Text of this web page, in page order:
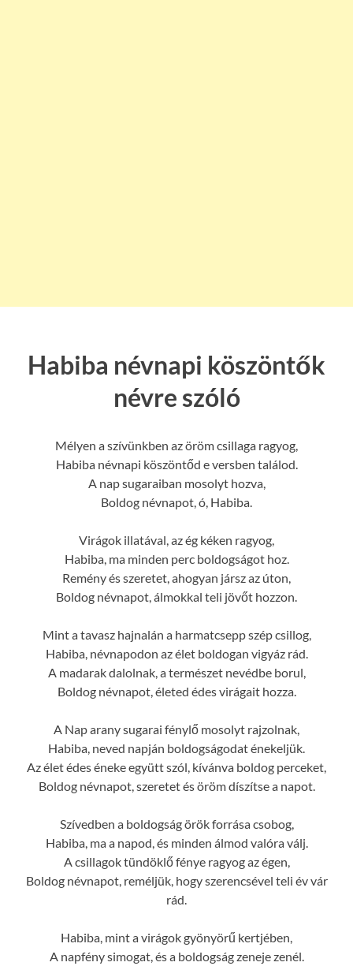
Habiba névnapi köszöntők
névre szóló
Mélyen a szívünkben az öröm csillaga ragyog,
Habiba névnapi köszöntőd e versben találod.
A nap sugaraiban mosolyt hozva,
Boldog névnapot, ó, Habiba.
Virágok illatával, az ég kéken ragyog,
Habiba, ma minden perc boldogságot hoz.
Remény és szeretet, ahogyan jársz az úton,
Boldog névnapot, álmokkal teli jövőt hozzon.
Mint a tavasz hajnalán a harmatcsepp szép csillog,
Habiba, névnapodon az élet boldogan vigyáz rád.
A madarak dalolnak, a természet nevédbe borul,
Boldog névnapot, életed édes virágait hozza.
A Nap arany sugarai fénylő mosolyt rajzolnak,
Habiba, neved napján boldogságodat énekeljük.
Az élet édes éneke együtt szól, kívánva boldog perceket,
Boldog névnapot, szeretet és öröm díszítse a napot.
Szívedben a boldogság örök forrása csobog,
Habiba, ma a napod, és minden álmod valóra válj.
A csillagok tündöklő fénye ragyog az égen,
Boldog névnapot, reméljük, hogy szerencsével teli év vár
rád.
Habiba, mint a virágok gyönyörű kertjében,
A napfény simogat, és a boldogság zeneje zenél.